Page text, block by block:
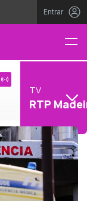
Entrar
TV
RTP